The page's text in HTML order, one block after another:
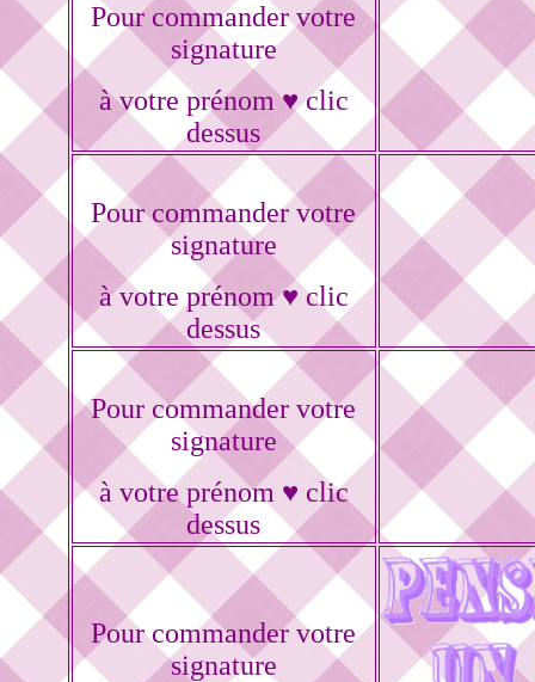
Pour commander votre
signature
à votre prénom ♥ clic
dessus
Pour commander votre
signature
à votre prénom ♥ clic
dessus
Pour commander votre
signature
à votre prénom ♥ clic
dessus
Pour commander votre
signature